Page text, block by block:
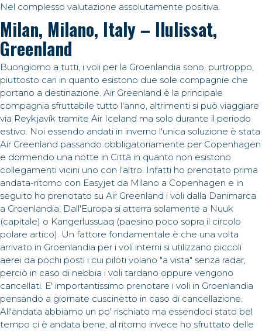
Nel complesso valutazione assolutamente positiva.
Milan, Milano, Italy – Ilulissat,
Greenland
Buongiorno a tutti, i voli per la Groenlandia sono, purtroppo,
piuttosto cari in quanto esistono due sole compagnie che
portano a destinazione. Air Greenland è la principale
compagnia sfruttabile tutto l'anno, altrimenti si può viaggiare
via Reykjavík tramite Air Iceland ma solo durante il periodo
estivo. Noi essendo andati in inverno l'unica soluzione è stata
Air Greenland passando obbligatoriamente per Copenhagen
e dormendo una notte in Città in quanto non esistono
collegamenti vicini uno con l'altro. Infatti ho prenotato prima
andata-ritorno con Easyjet da Milano a Copenhagen e in
seguito ho prenotato su Air Greenland i voli dalla Danimarca
a Groenlandia. Dall'Europa si atterra solamente a Nuuk
(capitale) o Kangerlussuaq (paesino poco sopra il circolo
polare artico). Un fattore fondamentale è che una volta
arrivato in Groenlandia per i voli interni si utilizzano piccoli
aerei da pochi posti i cui piloti volano "a vista" senza radar,
perciò in caso di nebbia i voli tardano oppure vengono
cancellati. E' importantissimo prenotare i voli in Groenlandia
pensando a giornate cuscinetto in caso di cancellazione.
All'andata abbiamo un po' rischiato ma essendoci stato bel
tempo ci è andata bene, al ritorno invece ho sfruttato delle